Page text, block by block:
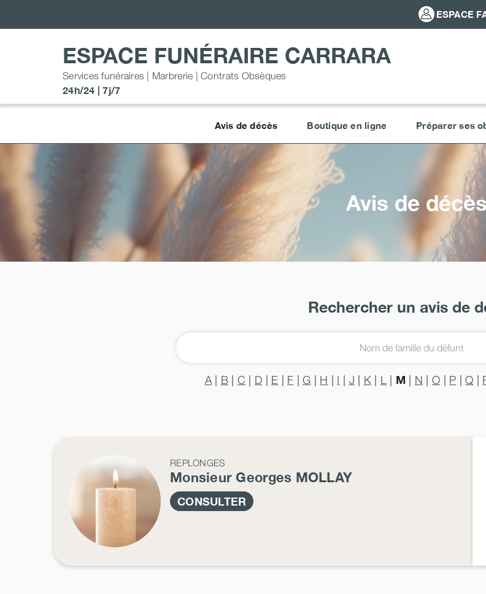
ESPACE
ESPACE FUNÉRAIRE CARRARA
Services funéraires | Marbrerie | Contrats Obsèques
24h/24 | 7j/7
Avis de décès Boutique en ligne Préparer ses
Avis de décès
Rechercher un avis de
A| B C D E F |G H I J K| L M N O P |Q
REPLONGES
Monsieur Georges MOLLAY
CONSULTER